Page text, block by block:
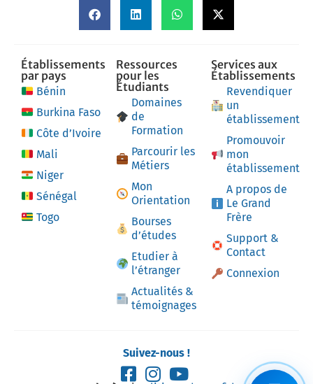
Établissements
par pays
Bénin
Burkina Faso
Côte d’Ivoire
Mali
Niger
Sénégal
Togo
Ressources
pour les
Étudiants
Domaines
de
Formation
Parcourir les
Métiers
Mon
Orientation
Bourses
d’études
Etudier à
l’étranger
Actualités &
témoignages
Services aux
Établissements
Revendiquer
un
établissement
Promouvoir
mon
établissement
A propos de
Le Grand
Frère
Support &
Contact
Connexion
Suivez-nous !